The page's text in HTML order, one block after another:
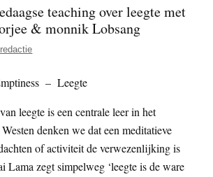
teaching over leegte met
& monnik Lobsang
– Leegte
leegte is een centrale leer in het
denken we dat een meditatieve
of activiteit de verwezenlijking is
Lama zegt simpelweg ‘leegte is de ware